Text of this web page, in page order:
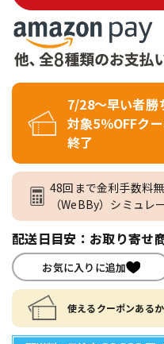
7/28～早い者勝
対象5％OFFク
終了
48回まで金利手数料
（WeBBy）シミュレ
配送日目安：お取り寄せ
お気に入りに追加
使えるクーポンある